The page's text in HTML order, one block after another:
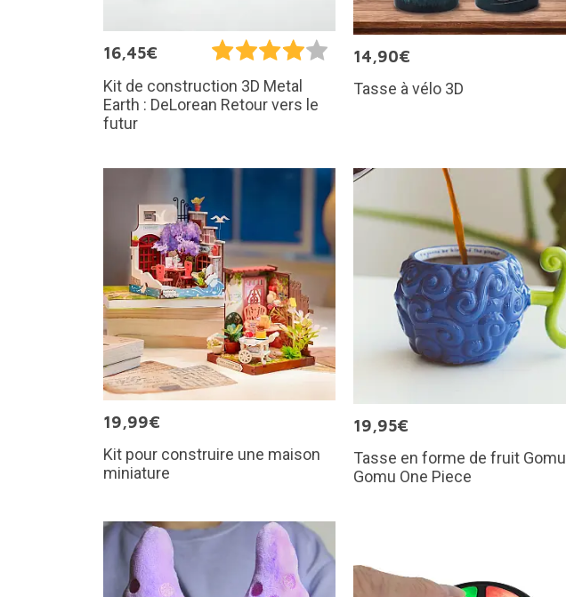
16,45€
Kit de construction 3D Metal
Earth : DeLorean Retour vers le
futur
14,90€
Tasse à vélo 3D
19,99€
Kit pour construire une maison
miniature
19,95€
Tasse en forme de fruit Gomu
Gomu One Piece